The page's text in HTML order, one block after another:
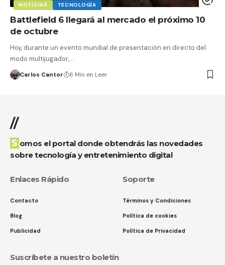
NOTICIAS TECNOLOGÍA
Battlefield 6 llegará al mercado el próximo 10
de octubre
Hoy, durante un evento mundial de presentación en directo del
modo multijugador,…
Carlos Cantor 6 Min en Leer
//
Somos el portal donde obtendrás las novedades
sobre tecnología y entretenimiento digital
Enlaces Rápido
Contacto
Blog
Publicidad
Soporte
Términos y Condiciones
Política de cookies
Política de Privacidad
Suscríbete a nuestro boletín